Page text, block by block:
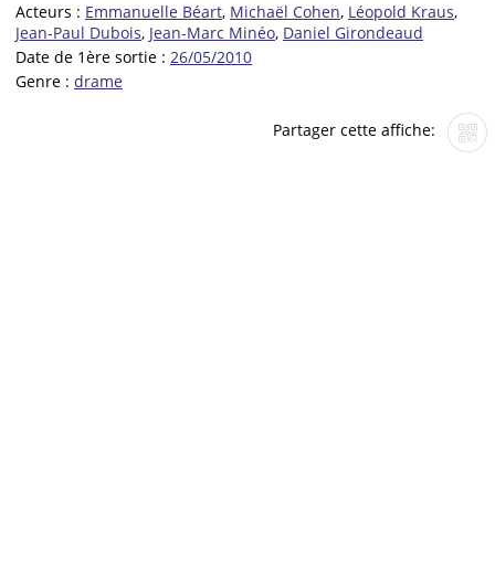
Acteurs : Emmanuelle Béart, Michaël Cohen, Léopold Kraus,
Jean-Paul Dubois, Jean-Marc Minéo, Daniel Girondeaud
Date de 1ère sortie : 26/05/2010
Genre : drame
Partager cette affiche: